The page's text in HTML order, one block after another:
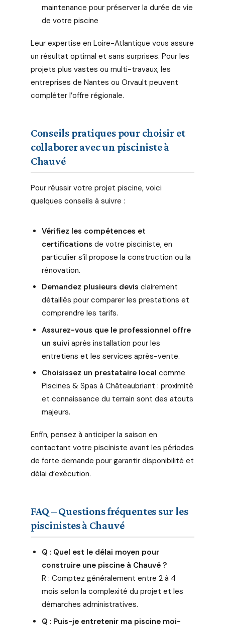
maintenance pour préserver la durée de vie
de votre piscine
Leur expertise en Loire-Atlantique vous assure
un résultat optimal et sans surprises. Pour les
projets plus vastes ou multi-travaux, les
entreprises de Nantes ou Orvault peuvent
compléter l’offre régionale.
Conseils pratiques pour choisir et
collaborer avec un pisciniste à
Chauvé
Pour réussir votre projet piscine, voici
quelques conseils à suivre :
Vérifiez les compétences et
certifications de votre pisciniste, en
particulier s’il propose la construction ou la
rénovation.
Demandez plusieurs devis clairement
détaillés pour comparer les prestations et
comprendre les tarifs.
Assurez-vous que le professionnel offre
un suivi après installation pour les
entretiens et les services après-vente.
Choisissez un prestataire local comme
Piscines & Spas à Châteaubriant : proximité
et connaissance du terrain sont des atouts
majeurs.
Enfin, pensez à anticiper la saison en
contactant votre pisciniste avant les périodes
de forte demande pour garantir disponibilité et
délai d’exécution.
FAQ – Questions fréquentes sur les
piscinistes à Chauvé
Q : Quel est le délai moyen pour
construire une piscine à Chauvé ?
R : Comptez généralement entre 2 à 4
mois selon la complexité du projet et les
démarches administratives.
Q : Puis-je entretenir ma piscine moi-